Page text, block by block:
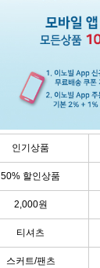
인기상품
50% 할인상품
2,000원
티셔츠
스커트/팬츠